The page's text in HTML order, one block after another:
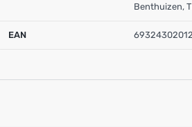
Benthuizen,
EAN